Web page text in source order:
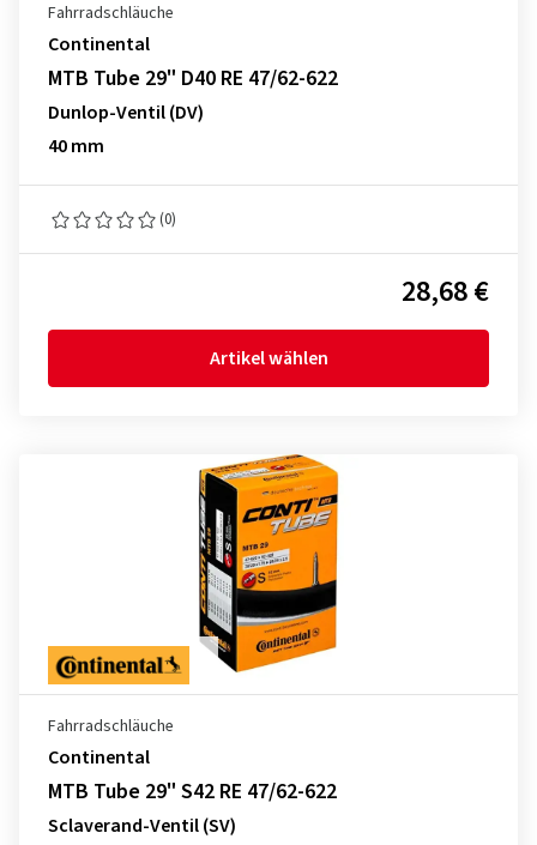
Fahrradschläuche
Continental
MTB Tube 29" D40 RE 47/62-622
Dunlop-Ventil (DV)
40 mm
(0)
28,68 €
Artikel wählen
Fahrradschläuche
Continental
MTB Tube 29" S42 RE 47/62-622
Sclaverand-Ventil (SV)